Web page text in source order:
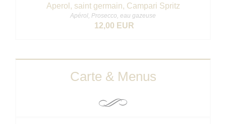
Aperol, saint germain, Campari Spritz
Apérol, Prosecco, eau gazeuse
12,00 EUR
Carte & Menus